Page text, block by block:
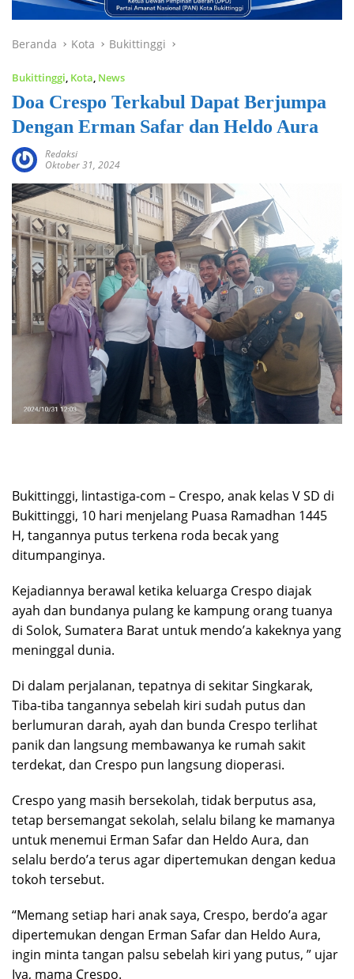
Beranda Kota Bukittinggi
Bukittinggi Kota News
Doa Crespo Terkabul Dapat Berjumpa
Dengan Erman Safar dan Heldo Aura
Redaksi
Oktober 31, 2024
Bukittinggi, lintastiga-com – Crespo, anak kelas V SD di
Bukittinggi, 10 hari menjelang Puasa Ramadhan 1445
H, tangannya putus terkena roda becak yang
ditumpanginya.
Kejadiannya berawal ketika keluarga Crespo diajak
ayah dan bundanya pulang ke kampung orang tuanya
di Solok, Sumatera Barat untuk mendo’a kakeknya yang
meninggal dunia.
Di dalam perjalanan, tepatnya di sekitar Singkarak,
Tiba-tiba tangannya sebelah kiri sudah putus dan
berlumuran darah, ayah dan bunda Crespo terlihat
panik dan langsung membawanya ke rumah sakit
terdekat, dan Crespo pun langsung dioperasi.
Crespo yang masih bersekolah, tidak berputus asa,
tetap bersemangat sekolah, selalu bilang ke mamanya
untuk menemui Erman Safar dan Heldo Aura, dan
selalu berdo’a terus agar dipertemukan dengan kedua
tokoh tersebut.
“Memang setiap hari anak saya, Crespo, berdo’a agar
dipertemukan dengan Erman Safar dan Heldo Aura,
ingin minta tangan palsu sebelah kiri yang putus, ” ujar
Iya, mama Crespo.